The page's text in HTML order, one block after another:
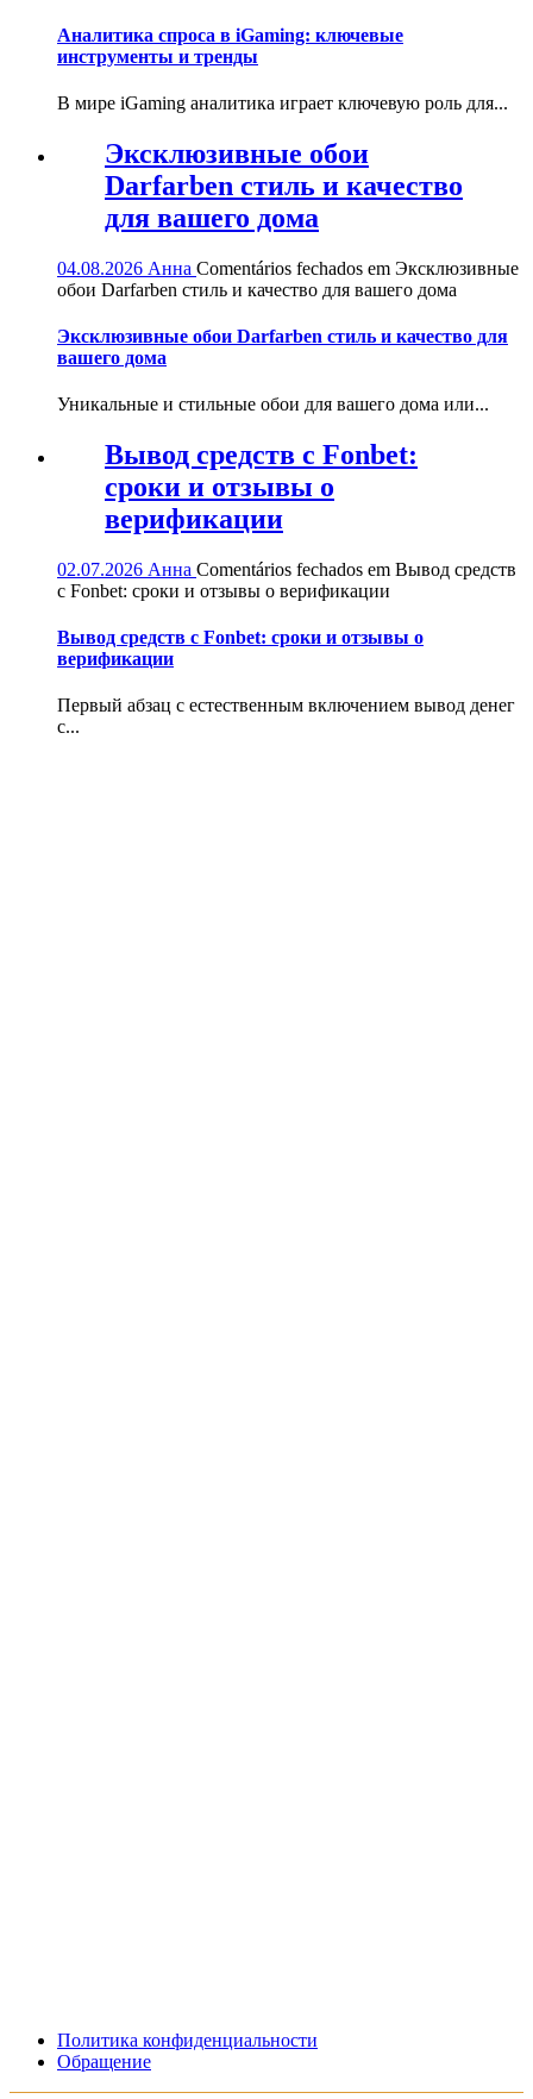
Аналитика спроса в iGaming: ключевые
инструменты и тренды
В мире iGaming аналитика играет ключевую роль для...
Эксклюзивные обои
Darfarben стиль и качество
для вашего дома
04.08.2026 Анна Comentários fechados em Эксклюзивные
обои Darfarben стиль и качество для вашего дома
Эксклюзивные обои Darfarben стиль и качество для
вашего дома
Уникальные и стильные обои для вашего дома или...
Вывод средств с Fonbet:
сроки и отзывы о
верификации
02.07.2026 Анна Comentários fechados em Вывод средств
с Fonbet: сроки и отзывы о верификации
Вывод средств с Fonbet: сроки и отзывы о
верификации
Первый абзац с естественным включением вывод денег
с...
Политика конфиденциальности
Обращение